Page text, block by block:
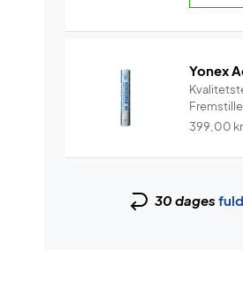
Yonex
399,00 kr.
30 dages